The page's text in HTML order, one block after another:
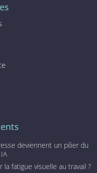
deviennent un pilier du
la fatigue visuelle au travail ?